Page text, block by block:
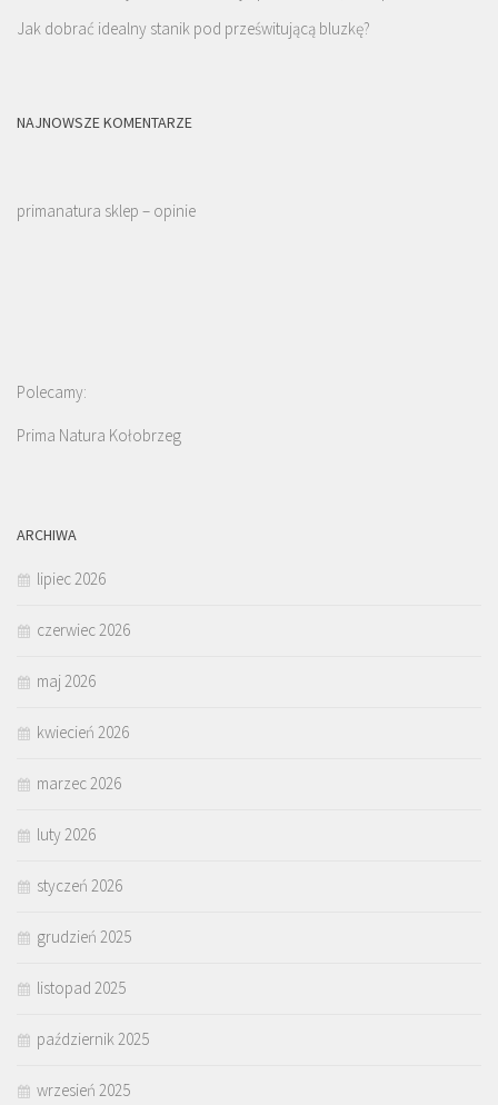
Jak dobrać idealny stanik pod prześwitującą bluzkę?
NAJNOWSZE KOMENTARZE
primanatura sklep – opinie
Polecamy:
Prima Natura Kołobrzeg
ARCHIWA
lipiec 2026
czerwiec 2026
maj 2026
kwiecień 2026
marzec 2026
luty 2026
styczeń 2026
grudzień 2025
listopad 2025
październik 2025
wrzesień 2025